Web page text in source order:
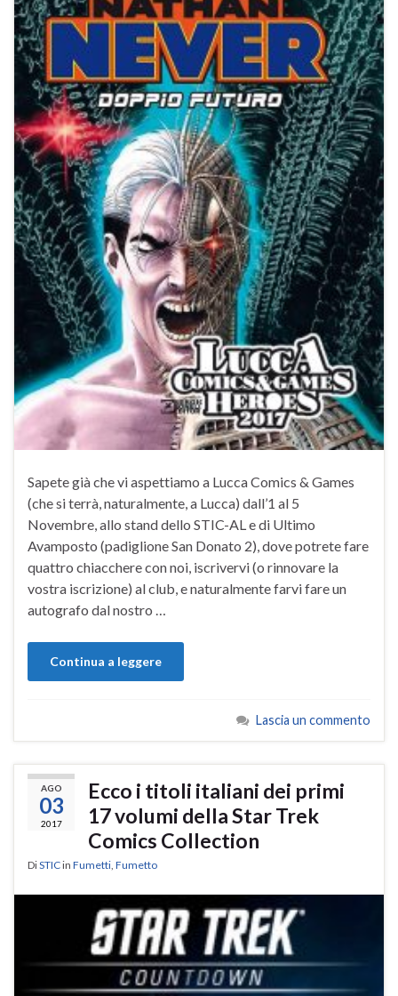
Sapete già che vi aspettiamo a Lucca Comics & Games
(che si terrà, naturalmente, a Lucca) dall’1 al 5
Novembre, allo stand dello STIC-AL e di Ultimo
Avamposto (padiglione San Donato 2), dove potrete fare
quattro chiacchere con noi, iscrivervi (o rinnovare la
vostra iscrizione) al club, e naturalmente farvi fare un
autografo dal nostro …
Continua a leggere
Lascia un commento
AGO
03
2017
Ecco i titoli italiani dei primi
17 volumi della Star Trek
Comics Collection
DiSTICin Fumetti, Fumetto